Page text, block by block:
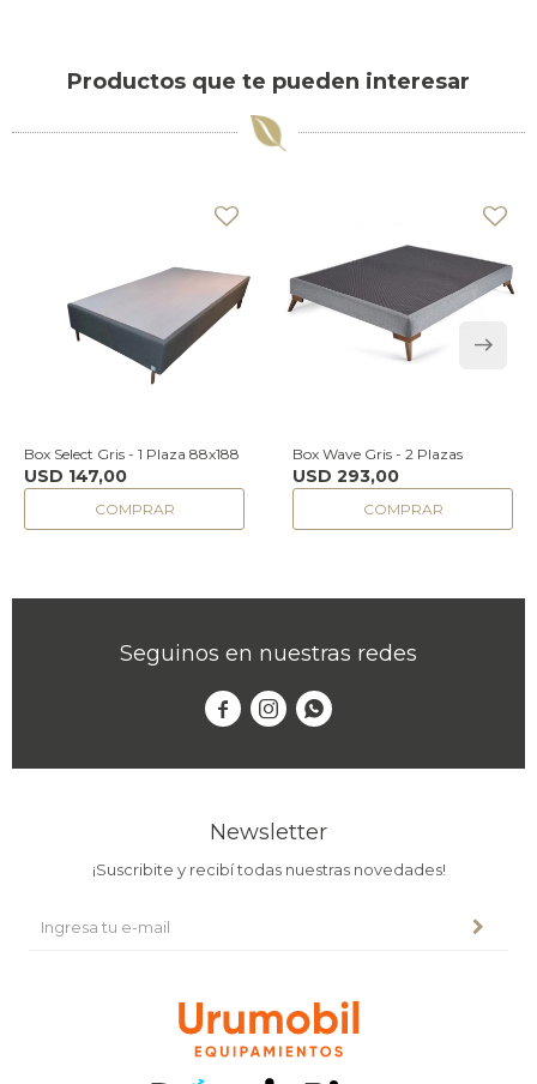
Productos que te pueden interesar
Box Select Gris - 1 Plaza 88x188
USD 147,00
Box Wave Gris - 2 Plazas
USD 293,00
Seguinos en nuestras redes
  
Newsletter
¡Suscribite y recibí todas nuestras novedades!